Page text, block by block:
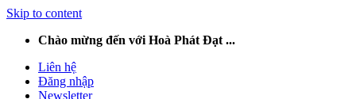
Skip to content
Chào mừng đến với Hoà Phát Đạt ...
Liên hệ
Đăng nhập
Newsletter